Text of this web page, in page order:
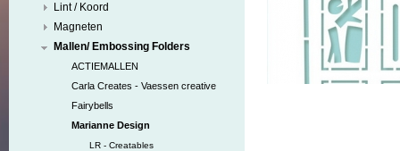
Lint / Koord
Magneten
Mallen/ Embossing Folders
ACTIEMALLEN
Carla Creates - Vaessen creative
Fairybells
Marianne Design
LR - Creatables